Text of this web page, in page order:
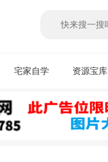
宅家自学 资源宝库